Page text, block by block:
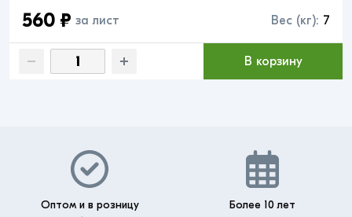
560 ₽ за лист Вес (кг): 7
В корзину
Оптом и в розницу
Более 10 лет